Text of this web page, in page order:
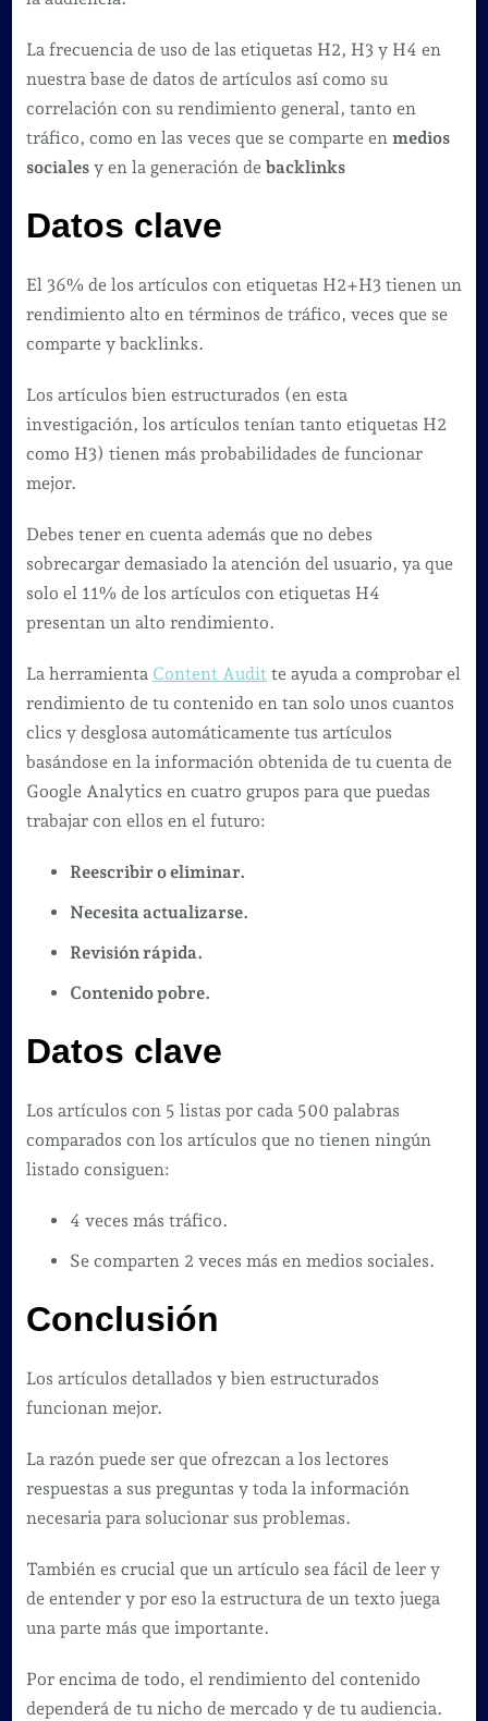
La frecuencia de uso de las etiquetas H2, H3 y H4 en
nuestra base de datos de artículos así como su
correlación con su rendimiento general, tanto en
tráfico, como en las veces que se comparte en medios
socialesy en la generación de backlinks
Datos clave
El 36% de los artículos con etiquetas H2+H3 tienen un
rendimiento alto en términos de tráfico, veces que se
comparte y backlinks.
Los artículos bien estructurados (en esta
investigación, los artículos tenían tanto etiquetas H2
como H3) tienen más probabilidades de funcionar
mejor.
Debes tener en cuenta además que no debes
sobrecargar demasiado la atención del usuario, ya que
solo el 11% de los artículos con etiquetas H4
presentan un alto rendimiento.
La herramienta Content Auditte ayuda a comprobar el
rendimiento de tu contenido en tan solo unos cuantos
clics y desglosa automáticamente tus artículos
basándose en la información obtenida de tu cuenta de
Google Analytics en cuatro grupos para que puedas
trabajar con ellos en el futuro:
Reescribir o eliminar.
Necesita actualizarse.
Revisión rápida.
Contenido pobre.
Datos clave
Los artículos con 5 listas por cada 500 palabras
comparados con los artículos que no tienen ningún
listado consiguen:
4 veces más tráfico.
Se comparten 2 veces más en medios sociales.
Conclusión
Los artículos detallados y bien estructurados
funcionan mejor.
La razón puede ser que ofrezcan a los lectores
respuestas a sus preguntas y toda la información
necesaria para solucionar sus problemas.
También es crucial que un artículo sea fácil de leer y
de entender y por eso la estructura de un texto juega
una parte más que importante.
Por encima de todo, el rendimiento del contenido
dependerá de tu nicho de mercado y de tu audiencia.